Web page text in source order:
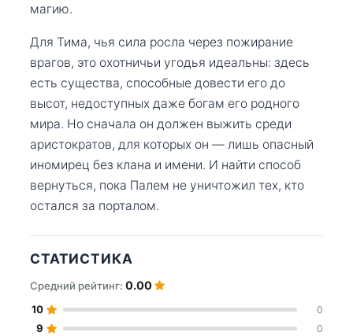
магию.
Для Тима, чья сила росла через пожирание
врагов, это охотничьи угодья идеальны: здесь
есть существа, способные довести его до
высот, недоступных даже богам его родного
мира. Но сначала он должен выжить среди
аристократов, для которых он — лишь опасный
иномирец без клана и имени. И найти способ
вернуться, пока Палем не уничтожил тех, кто
остался за порталом.
СТАТИСТИКА
Средний рейтинг: 0.00
10 0
9 0